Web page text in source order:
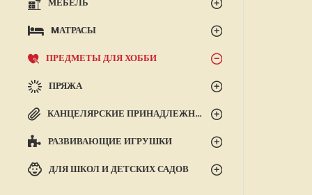
MАТРАСЫ
ПРЕДМЕТЫ ДЛЯ ХОББИ
ПРЯЖА
КАНЦЕЛЯРСКИЕ ПРИНАДЛЕЖНОСТИ
РАЗВИВАЮЩИЕ ИГРУШКИ
ДЛЯ ШКОЛ И ДЕТСКИХ САДОВ